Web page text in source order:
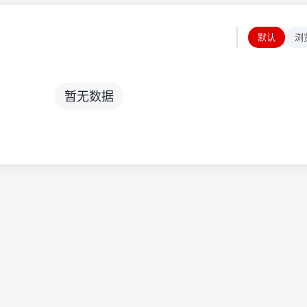
默认 浏
暂无数据